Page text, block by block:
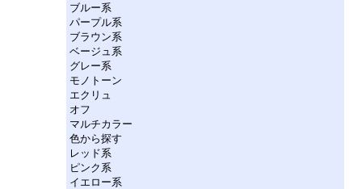
ブルー系
パープル系
ブラウン系
ベージュ系
グレー系
モノトーン
エクリュ
オフ
マルチカラー
色から探す
レッド系
ピンク系
イエロー系